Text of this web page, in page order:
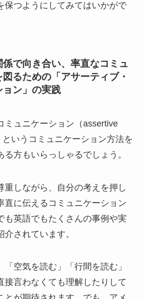
保つようにしてみてはいかがで
で向き合い、率直なコミュ
るための「アサーティブ・
ョン」の実践
ミュニケーション（assertive
いうコミュニケーション方法を
方もいらっしゃるでしょう。
重しながら、自分の考えを押し
直に伝えるコミュニケーション
も英語でもたくさんの事例や実
されています。
「空気を読む」「行間を読む」
接言わなくても理解したりして